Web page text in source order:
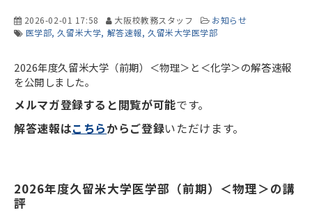
2026-02-01 17:58 大阪校教務スタッフ
お知らせ
医学部 久留米大学 解答速報 久留米大学医学部
2026年度久留米大学（前期）＜物理＞と＜化学＞の解答速報
を公開しました。
メルマガ登録すると閲覧が可能です。
解答速報はこちらからご登録いただけます。
2026年度久留米大学医学部（前期）＜物理＞の講
評